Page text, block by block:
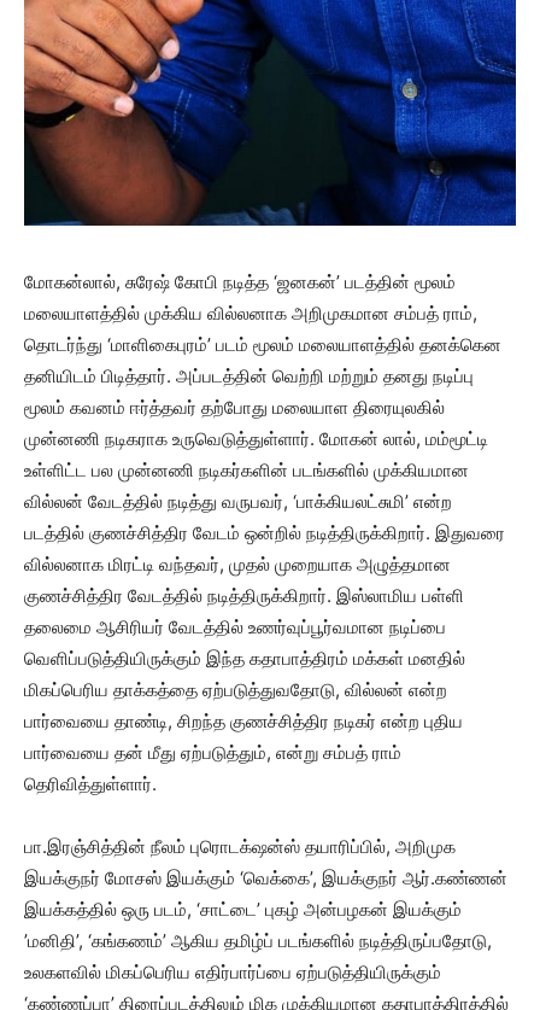
மோகன்லால், சுரேஷ் கோபி நடித்த ‘ஜனகன்’ படத்தின் மூலம்
மலையாளத்தில் முக்கிய வில்லனாக அறிமுகமான சம்பத் ராம்,
தொடர்ந்து ‘மாளிகைபுரம்’ படம் மூலம் மலையாளத்தில் தனக்கென
தனியிடம் பிடித்தார். அப்படத்தின் வெற்றி மற்றும் தனது நடிப்பு
மூலம் கவனம் ஈர்த்தவர் தற்போது மலையாள திரையுலகில்
முன்னணி நடிகராக உருவெடுத்துள்ளார். மோகன் லால், மம்மூட்டி
உள்ளிட்ட பல முன்னணி நடிகர்களின் படங்களில் முக்கியமான
வில்லன் வேடத்தில் நடித்து வருபவர், ‘பாக்கியலட்சுமி’ என்ற
படத்தில் குணச்சித்திர வேடம் ஒன்றில் நடித்திருக்கிறார். இதுவரை
வில்லனாக மிரட்டி வந்தவர், முதல் முறையாக அழுத்தமான
குணச்சித்திர வேடத்தில் நடித்திருக்கிறார். இஸ்லாமிய பள்ளி
தலைமை ஆசிரியர் வேடத்தில் உணர்வுப்பூர்வமான நடிப்பை
வெளிப்படுத்தியிருக்கும் இந்த கதாபாத்திரம் மக்கள் மனதில்
மிகப்பெரிய தாக்கத்தை ஏற்படுத்துவதோடு, வில்லன் என்ற
பார்வையை தாண்டி, சிறந்த குணச்சித்திர நடிகர் என்ற புதிய
பார்வையை தன் மீது ஏற்படுத்தும், என்று சம்பத் ராம்
தெரிவித்துள்ளார்.
பா.இரஞ்சித்தின் நீலம் புரொடக்‌ஷன்ஸ் தயாரிப்பில், அறிமுக
இயக்குநர் மோசஸ் இயக்கும் ‘வெக்கை’, இயக்குநர் ஆர்.கண்ணன்
இயக்கத்தில் ஒரு படம், ‘சாட்டை’ புகழ் அன்பழகன் இயக்கும்
’மனிதி’, ‘கங்கணம்’ ஆகிய தமிழ்ப் படங்களில் நடித்திருப்பதோடு,
உலகளவில் மிகப்பெரிய எதிர்பார்ப்பை ஏற்படுத்தியிருக்கும்
‘கண்ணப்பா’ திரைப்படத்திலும் மிக முக்கியமான கதாபாத்திரத்தில்